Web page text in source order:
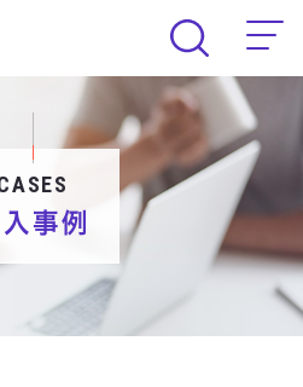
Engineering &
事例